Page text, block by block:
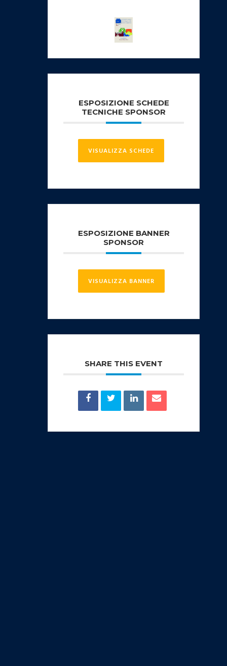
ESPOSIZIONE SCHEDE
TECNICHE SPONSOR
VISUALIZZA SCHEDE
ESPOSIZIONE BANNER
SPONSOR
VISUALIZZA BANNER
SHARE THIS EVENT